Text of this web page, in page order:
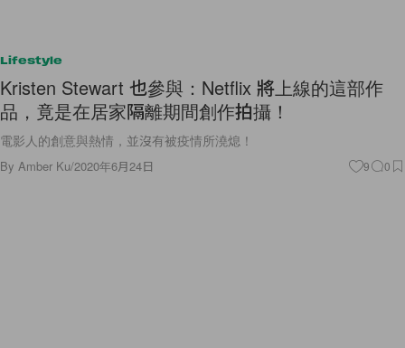
Lifestyle
Kristen Stewart 也參與：Netflix 將上線的這部作
品，竟是在居家隔離期間創作拍攝！
電影人的創意與熱情，並沒有被疫情所澆熄！
By Amber Ku/2020年6月24日 9 0